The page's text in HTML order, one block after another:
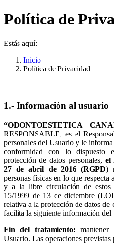
Política de
Estás aquí:
Inicio
Política de Privacidad
1.- Información al usuario
“ODONTOESTETICA
RESPONSABLE, es el
personales del Usuario y le informa
conformidad con lo dispuesto
protección de datos personales, el
27 de abril de 2016 (RGPD)
personas físicas en lo que respecta
y a la libre circulación de
15/1999 de 13 de diciembre
relativa a la protección de datos de
facilita la siguiente información del
Fin del tratamiento:
Usuario. Las operaciones previstas